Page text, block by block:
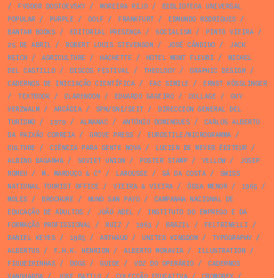
/
FYODOR DOSTOEVSKY/ MOREIRA RIJO/
BIBLIOTECA UNIVERSAL
POPULAR/ PURPLE / GOLF / FRANKFURT/ EDMUNDO RODRIGUES /
BANTAM BOOKS / EDITORIAL PRESENÇA/ SOCIALISM/ PINTO VIEIRA/
25 DE ABRIL/ ROBERT LOUIS STEVENSON / JOSÉ CÂNDIDO/
JACK
REICH / AGRICULTURE / HACHETTE / HOTEL MONT FLEURI /
MICHEL
DEL CASTILLO/ DISCOS FESTIVAL/ THEOLOGY/ GRAPHIC DESIGN /
CADERNOS DE INICIAÇÃO CIENTÍFICA/ FAC SIMILE /
ERNST KÖSSLINGER
/
TEXTBOOK/ CLARENDON / EDUARDO GAGEIRO/ COLLAGE /
GUY
VERZWALM/ ARCÁDIA/ SPN/SNI/SEIT/
DIRECCION GENERAL DEL
TURISMO/ 1979 / ALMANAC / ANTÓNIO DOMINGUES /
CARLOS ALBERTO
DA PAIXÃO CORREIA/ GROVE PRESS / EUROSTILE/MICROGRAMMA/
CULTURE / CIÊNCIA PARA GENTE NOVA/ LUCIEN DE MEYER ÉDITEUR/
ALBINO BAGANHA/ SOVIET UNION / POSTER STAMP/ YELLOW/
JOSEP
ROMEU / M. MAROUÇO & Cª / LAROUSSE / SÁ DA COSTA/
SWISS
NATIONAL TOURIST OFFICE / VIEIRA & VIEIRA/ ÓSSA MENOR/ 1965 /
MOLES / BROCHURE / NUNO SAN PAYO/
CAMPANHA NACIONAL DE
EDUCAÇÃO DE ADULTOS / JOÃO ABEL/
INSTITUTO DO EMPREGO E DA
FORMAÇÃO PROFISSIONAL/ RUIZ / 1963 / BRAZIL/ FELTRINELLI /
DANIEL KEYES / 1985 / ARTHAUD/ UNITED KINGDOM/ TYPOGRAPHY/
ALBERTUS / F.H.K. HENRION / ALBERTO MORAVIA/ ILLUSTRATION /
FIGUEIRINHAS / DOGS / GUIDE / VOZ DO OPERÁRIO/
CADERNOS